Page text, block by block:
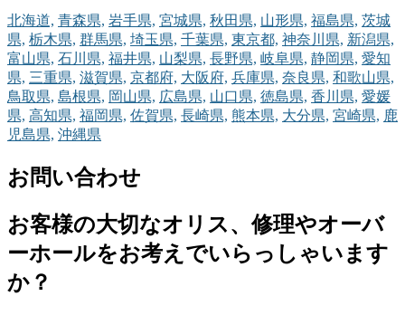
北海道, 青森県, 岩手県, 宮城県, 秋田県, 山形県, 福島県, 茨城
県, 栃木県, 群馬県, 埼玉県, 千葉県, 東京都, 神奈川県, 新潟県,
富山県, 石川県, 福井県, 山梨県, 長野県, 岐阜県, 静岡県, 愛知
県, 三重県, 滋賀県, 京都府, 大阪府, 兵庫県, 奈良県, 和歌山県,
鳥取県, 島根県, 岡山県, 広島県, 山口県, 徳島県, 香川県, 愛媛
県, 高知県, 福岡県, 佐賀県, 長崎県, 熊本県, 大分県, 宮崎県, 鹿
児島県, 沖縄県
お問い合わせ
お客様の大切なオリス、修理やオーバ
ーホールをお考えでいらっしゃいます
か？